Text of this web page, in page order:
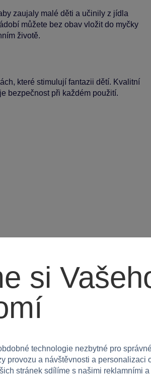
zaujaly malé děti a učinily z jídla
můžete bez obav vložit do myčky
životě.
které stimulují fantazii dětí. Kvalitní
bezpečnost při každém použití.
dětského pokoje nebo na cesty,
radostí!
si
technologie nezbytné pro
provozu a návštěvnosti a personalizaci
stránek sdílíme s našimi reklamními